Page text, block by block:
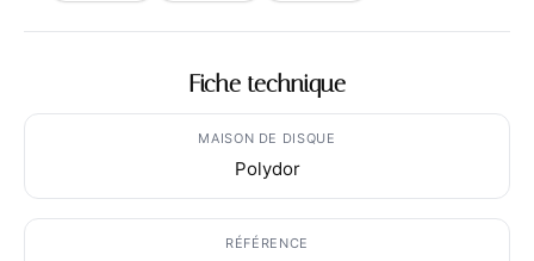
Fiche technique
MAISON DE DISQUE
Polydor
RÉFÉRENCE